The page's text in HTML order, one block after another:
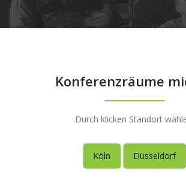
Konferenzräume
Durch klicken Standort
Köln Düsseldorf